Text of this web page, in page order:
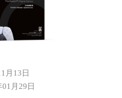
月13日
月29日